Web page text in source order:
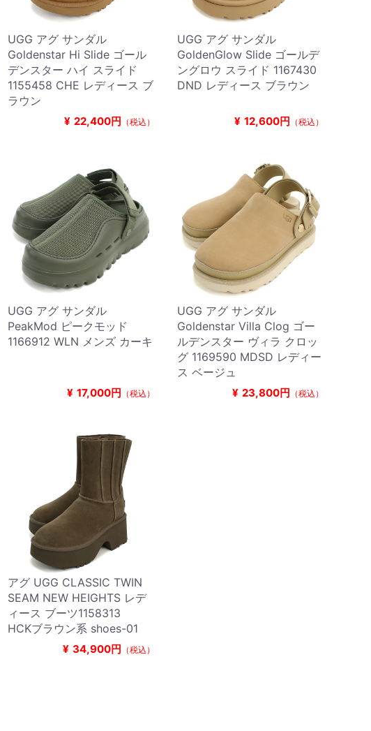
UGG アグ サンダル
Goldenstar Hi Slide ゴール
デンスター ハイ スライド
1155458 CHE レディース ブ
ラウン
¥ 22,400円 （税込）
UGG アグ サンダル
GoldenGlow Slide ゴールデ
ングロウ スライド 1167430
DND レディース ブラウン
¥ 12,600円 （税込）
UGG アグ サンダル
PeakMod ピークモッド
1166912 WLN メンズ カーキ
¥ 17,000円 （税込）
UGG アグ サンダル
Goldenstar Villa Clog ゴー
ルデンスター ヴィラ クロッ
グ 1169590 MDSD レディー
ス ベージュ
¥ 23,800円 （税込）
アグ UGG CLASSIC TWIN
SEAM NEW HEIGHTS レデ
ィース ブーツ1158313
HCKブラウン系 shoes-01
¥ 34,900円 （税込）